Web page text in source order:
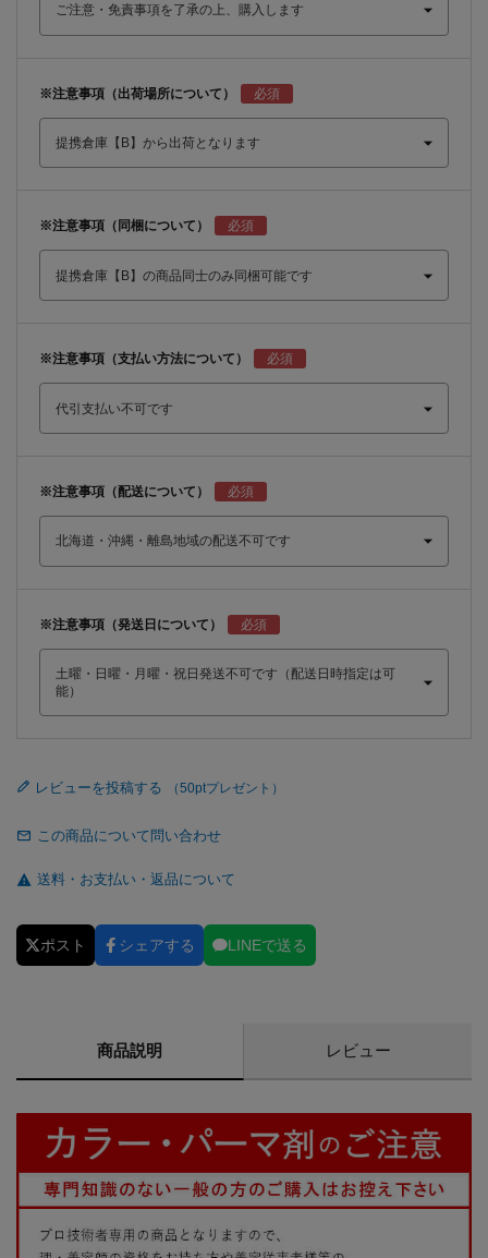
※注意事項（出荷場所について）
※注意事項（同梱について）
※注意事項（支払い方法について）
※注意事項（配送について）
※注意事項（発送日について）
レビューを投稿する
この商品について問い合わせ
送料・お支払い・返品について
ポスト シェアする LINEで送る
商品説明 レビュー